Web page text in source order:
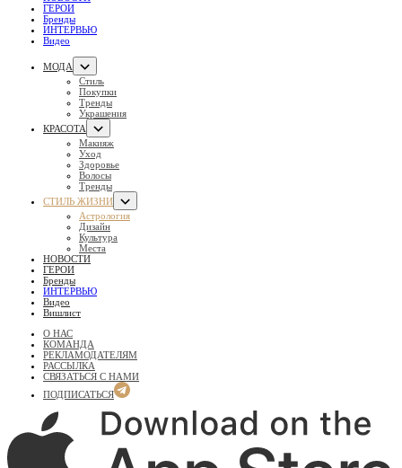
ГЕРОИ
Бренды
ИНТЕРВЬЮ
Видео
МОДА
Стиль
Покупки
Тренды
Украшения
КРАСОТА
Макияж
Уход
Здоровье
Волосы
Тренды
СТИЛЬ ЖИЗНИ
Астрология
Дизайн
Культура
Места
НОВОСТИ
ГЕРОИ
Бренды
ИНТЕРВЬЮ
Видео
Вишлист
О НАС
КОМАНДА
РЕКЛАМОДАТЕЛЯМ
РАССЫЛКА
СВЯЗАТЬСЯ С НАМИ
ПОДПИСАТЬСЯ